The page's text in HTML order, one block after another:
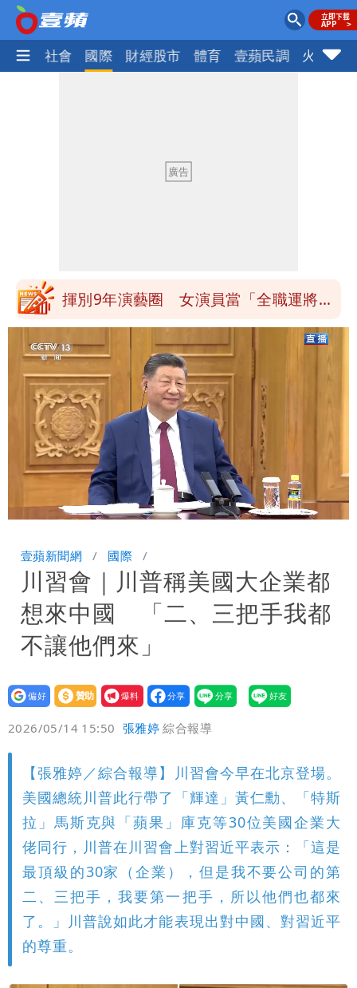
政治 社會 國際 財經股市 體育 壹蘋民調 火線話
回1句笑翻10萬人
白海豚不放假「跟巴威差別在這裡」 蔣
揮別9年演藝圈 女演員當「全職運將」
公布收入比拍戲賺更多
他二刷《蜘蛛人》一路劇透 周圍觀眾氣
炸開扁
白海豚發威！內褲掛陽台被吹走 議員神
回1句笑翻10萬人
白海豚不放假「跟巴威差別在這裡」 蔣
萬安：這很清楚標準一致
Unmute Loaded:
100.00%
壹蘋新聞網 國際
川習會｜川普稱美國大企業都
想來中國 「二、三把手我都
不讓他們來」
設為
贊助
我要
爆料
2026/05/14 15:50 張雅婷 綜合報導
【張雅婷／綜合報導】川習會今早在北京登場。
美國總統川普此行帶了「輝達」黃仁勳、「特斯
拉」馬斯克與「蘋果」庫克等30位美國企業大
佬同行，川普在川習會上對習近平表示：「這是
最頂級的30家（企業），但是我不要公司的第
二、三把手，我要第一把手，所以他們也都來
了。」川普說如此才能表現出對中國、對習近平
的尊重。